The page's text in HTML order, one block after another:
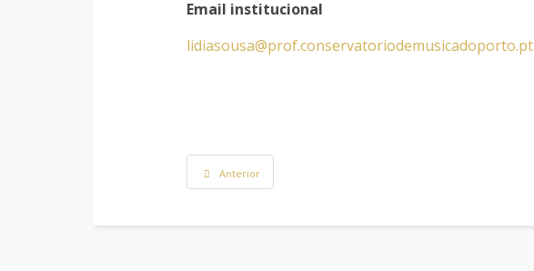
Email institucional
lidiasousa@prof.conservatoriodemusicadoporto.pt
Anterior